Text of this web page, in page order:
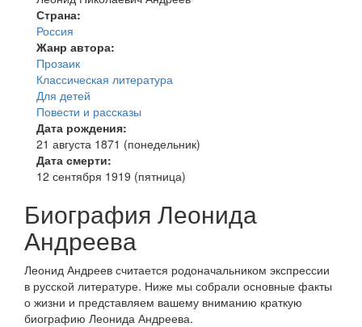
Страна:
Россия
Жанр автора:
Прозаик
Классическая литература
Для детей
Повести и рассказы
Дата рождения:
21 августа 1871 (понедельник)
Дата смерти:
12 сентября 1919 (пятница)
Биография Леонида
Андреева
Леонид Андреев считается родоначальником экспрессии
в русской литературе. Ниже мы собрали основные факты
о жизни и представляем вашему вниманию краткую
биографию Леонида Андреева.